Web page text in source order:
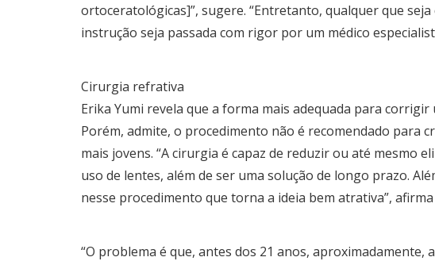
ortoceratológicas]”, sugere. “Entretanto, qualquer que
instrução seja passada com rigor por um médico
Cirurgia refrativa
Erika Yumi revela que a forma mais adequada para
Porém, admite, o procedimento não é recomendado para
mais jovens. “A cirurgia é capaz de reduzir ou até mesmo
uso de lentes, além de ser uma solução de longo prazo.
nesse procedimento que torna a ideia bem atrativa”,
“O problema é que, antes dos 21 anos, aproximadamente,